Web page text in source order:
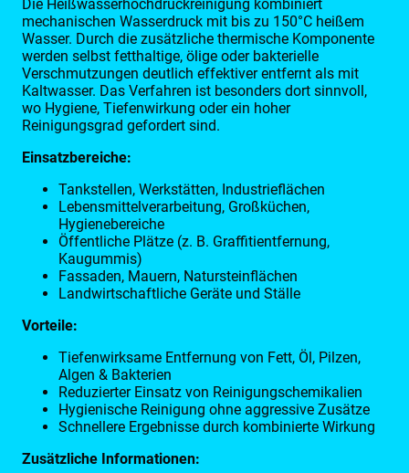
Die Heißwasserhochdruckreinigung kombiniert
mechanischen Wasserdruck mit bis zu 150°C heißem
Wasser. Durch die zusätzliche thermische Komponente
werden selbst fetthaltige, ölige oder bakterielle
Verschmutzungen deutlich effektiver entfernt als mit
Kaltwasser. Das Verfahren ist besonders dort sinnvoll,
wo Hygiene, Tiefenwirkung oder ein hoher
Reinigungsgrad gefordert sind.
Einsatzbereiche:
Tankstellen, Werkstätten, Industrieflächen
Lebensmittelverarbeitung, Großküchen,
Hygienebereiche
Öffentliche Plätze (z. B. Graffitientfernung,
Kaugummis)
Fassaden, Mauern, Natursteinflächen
Landwirtschaftliche Geräte und Ställe
Vorteile:
Tiefenwirksame Entfernung von Fett, Öl, Pilzen,
Algen & Bakterien
Reduzierter Einsatz von Reinigungschemikalien
Hygienische Reinigung ohne aggressive Zusätze
Schnellere Ergebnisse durch kombinierte Wirkung
Zusätzliche Informationen: